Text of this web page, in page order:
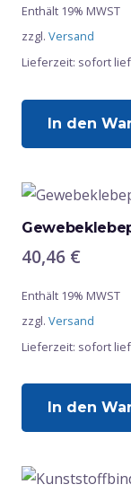
Enthält 19% MWST
zzgl. Versand
Lieferzeit: sofort
In den
40,46 €
Enthält 19% MWST
zzgl. Versand
Lieferzeit: sofort
In den